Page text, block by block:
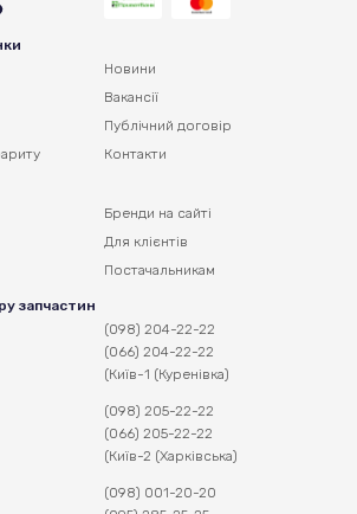
Новини
Вакансії
Публічний договір
Контакти
Бренди на сайті
Для клієнтів
Постачальникам
запчастин
(098) 204-22-22
(066) 204-22-22
(Київ-1 (Куренівка)
(098) 205-22-22
(066) 205-22-22
(Київ-2 (Харківська)
(098) 001-20-20